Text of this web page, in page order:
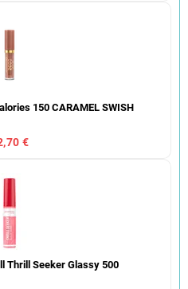
150 CARAMEL SWISH
€
Thrill Seeker Glassy 500